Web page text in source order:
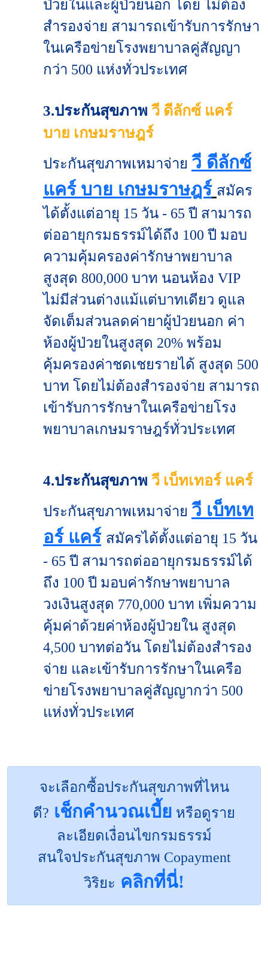
ป่วยในและผู้ป่วยนอก โดย ไม่ต้อง
สำรองจ่าย สามารถเข้ารับการรักษา
ในเครือข่ายโรงพยาบาลคู่สัญญา
กว่า 500 แห่งทั่วประเทศ
3.ประกันสุขภาพ วี ดีลักซ์ แคร์
บาย เกษมราษฎร์
ประกันสุขภาพเหมาจ่าย วี ดีลักซ์
แคร์ บาย เกษมราษฎร์ สมัคร
ได้ตั้งแต่อายุ 15 วัน - 65 ปี สามารถ
ต่ออายุกรมธรรม์ได้ถึง 100 ปี มอบ
ความคุ้มครองค่ารักษาพยาบาล
สูงสุด 800,000 บาท นอนห้อง VIP
ไม่มีส่วนต่างแม้แต่บาทเดียว ดูแล
จัดเต็มส่วนลดค่ายาผู้ป่วยนอก ค่า
ห้องผู้ป่วยในสูงสุด 20% พร้อม
คุ้มครองค่าชดเชยรายได้ สูงสุด 500
บาท โดยไม่ต้องสำรองจ่าย สามารถ
เข้ารับการรักษาในเครือข่ายโรง
พยาบาลเกษมราษฎร์ทั่วประเทศ
4.ประกันสุขภาพ วี เบ็ทเทอร์ แคร์
ประกันสุขภาพเหมาจ่าย วี เบ็ทเท
อร์ แคร์ สมัครได้ตั้งแต่อายุ 15 วัน
- 65 ปี สามารถต่ออายุกรมธรรม์ได้
ถึง 100 ปี มอบค่ารักษาพยาบาล
วงเงินสูงสุด 770,000 บาท เพิ่มความ
คุ้มค่าด้วยค่าห้องผู้ป่วยใน สูงสุด
4,500 บาทต่อวัน โดยไม่ต้องสำรอง
จ่าย และเข้ารับการรักษาในเครือ
ข่ายโรงพยาบาลคู่สัญญากว่า 500
แห่งทั่วประเทศ
จะเลือกซื้อประกันสุขภาพที่ไหน
ดี? เช็กคำนวณเบี้ย หรือดูราย
ละเอียดเงื่อนไขกรมธรรม์
สนใจประกันสุขภาพ Copayment
วิริยะ คลิกที่นี่!